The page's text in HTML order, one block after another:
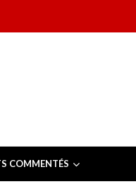
COMMENTÉS